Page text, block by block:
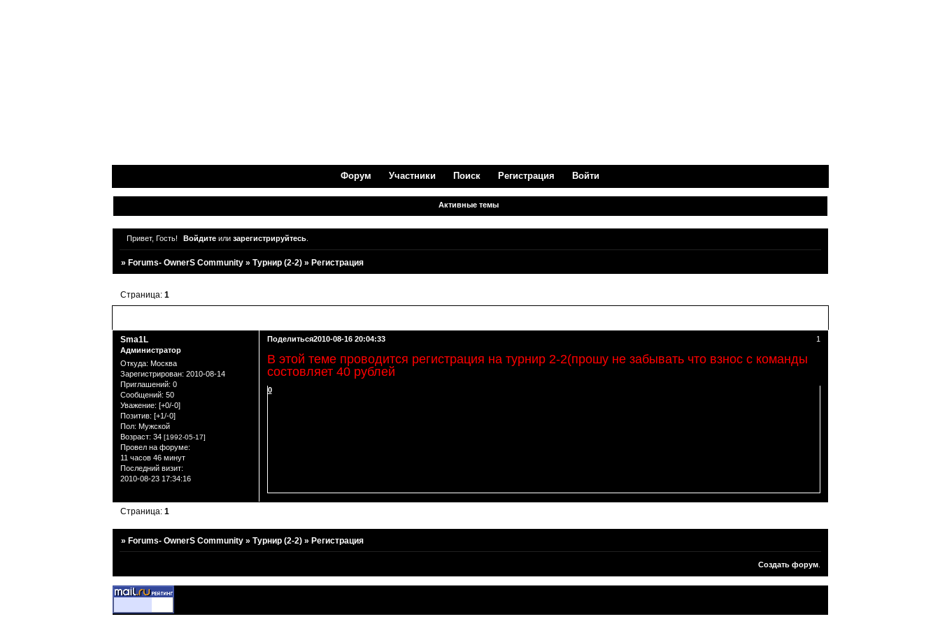
Форум Участники Поиск Регистрация Войти
Активные темы
Привет, Гость! Войдите или зарегистрируйтесь.
» Forums- OwnerS Community » Турнир (2-2) » Регистрация
Страница: 1
Поделиться 1
2010-08-16 20:04:33
Sma1L
Администратор
Откуда: Москва
Зарегистрирован: 2010-08-14
Приглашений: 0
Сообщений: 50
Уважение: [+0/-0]
Позитив: [+1/-0]
Пол: Мужской
Возраст: 34 [1992-05-17]
Провел на форуме:
11 часов 46 минут
Последний визит:
2010-08-23 17:34:16
В этой теме проводится регистрация на турнир 2-2(прошу не забывать что взнос с команды
состовляет 40 рублей
0
Страница: 1
» Forums- OwnerS Community » Турнир (2-2) » Регистрация
Создать форум.